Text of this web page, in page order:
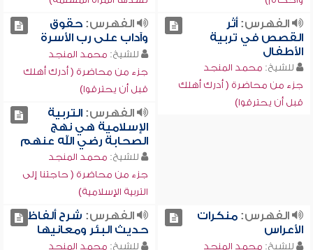
الفهرس:أثر
القصص في تربية
الأطفال
للشيخ: محمد المنجد
جزء من محاضرة ( أدرك أهلك
قبل أن يحترقوا)
الفهرس:حقوق
وآداب على رب الأسرة
للشيخ: محمد المنجد
جزء من محاضرة ( أدرك أهلك
قبل أن يحترقوا)
الفهرس:التربية
الإسلامية هي نهج
الصحابة رضي الله عنهم
للشيخ: محمد المنجد
جزء من محاضرة ( حاجتنا إلى
التربية الإسلامية)
الفهرس:منكرات
الأعراس
للشيخ: محمد المنجد
الفهرس: شرح ألفاظ
حديث البئر ومعانيها
للشيخ: محمد المنجد